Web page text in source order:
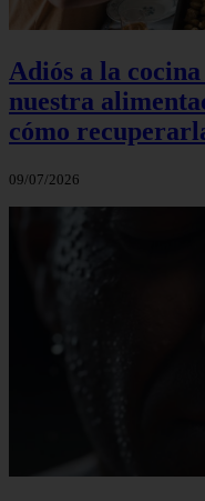
Adiós a la
nuestra
cómo
09/07/2026